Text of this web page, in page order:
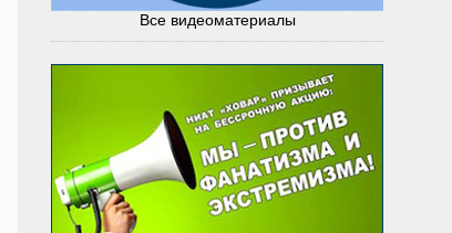
Все видеоматериалы